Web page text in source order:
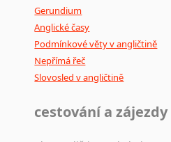
Gerundium
Anglické časy
Podmínkové věty v angličtině
Nepřímá řeč
Slovosled v angličtině
cestování a